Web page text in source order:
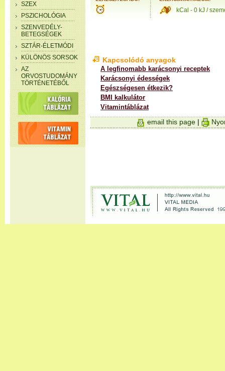
SZEX
PSZICHOLÓGIA
SZENVEDÉLY-
BETEGSÉGEK
SZTÁR-ÉLETMÓDI
KÜLÖNÖS SORSOK
AZ
ORVOSTUDOMÁNY
TÖRTÉNETÉBŐL
kCal - 0 kJ /
Kapcsolódó anyagok
A legfinomabb karácsonyi receptek
Karácsonyi édességek
Egészségesen étkezik?
BMI kalkulátor
Vitamintáblázat
email this page |